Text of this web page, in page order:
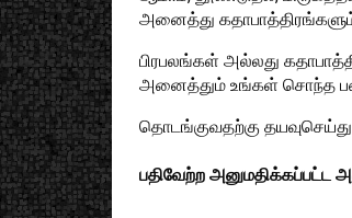
அனைத்து
பிரபலங்கள் அல்லது
அனைத்தும் உங்கள் சொந்த
தொடங்குவதற்கு தயவுசெய்து
பதிவேற்ற அனுமதிக்கப்பட்ட